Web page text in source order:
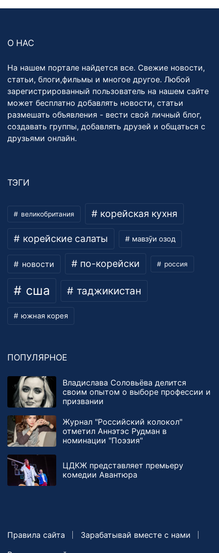
О НАС
На нашем портале найдется все. Свежие новости,
статьи, блоги,фильмы и многое другое. Любой
зарегистрированный пользователь на нашем сайте
может бесплатно добавлять новости, статьи
размешать объявления - вести свой личный блог,
создавать группы, добавлять друзей и общаться с
друзьями онлайн.
ТЭГИ
великобритания корейская кухня
корейские салаты мавзӯи озод
новости по-корейски россия
сша таджикистан
южная корея
ПОПУЛЯРНОЕ
Владислава Соловьёва делится
своим опытом о выборе профессии и
призвании
Журнал "Российский колокол"
отметил Аннэтэс Рудман в
номинации "Поэзия"
ЦДКЖ представляет премьеру
комедии Авантюра
Правила сайта
Зарабатывай вместе с нами